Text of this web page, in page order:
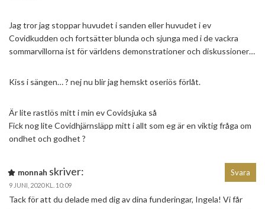
Jag tror jag stoppar huvudet i sanden eller huvudet i ev
Covidkudden och fortsätter blunda och sjunga med i de vackra
sommarvillorna ist för världens demonstrationer och diskussioner…
Kiss i sängen… ? nej nu blir jag hemskt oseriös förlåt.
Är lite rastlös mitt i min ev Covidsjuka så
Fick nog lite Covidhjärnsläpp mitt i allt som eg är en viktig fråga om
ondhet och godhet ?
monnah skriver:
9 JUNI, 2020 KL. 10:09
Tack för att du delade med dig av dina funderingar, Ingela! Vi får
Svara